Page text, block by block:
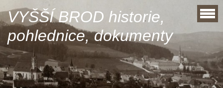
VYŠŠÍ BROD historie,
pohlednice, dokumenty